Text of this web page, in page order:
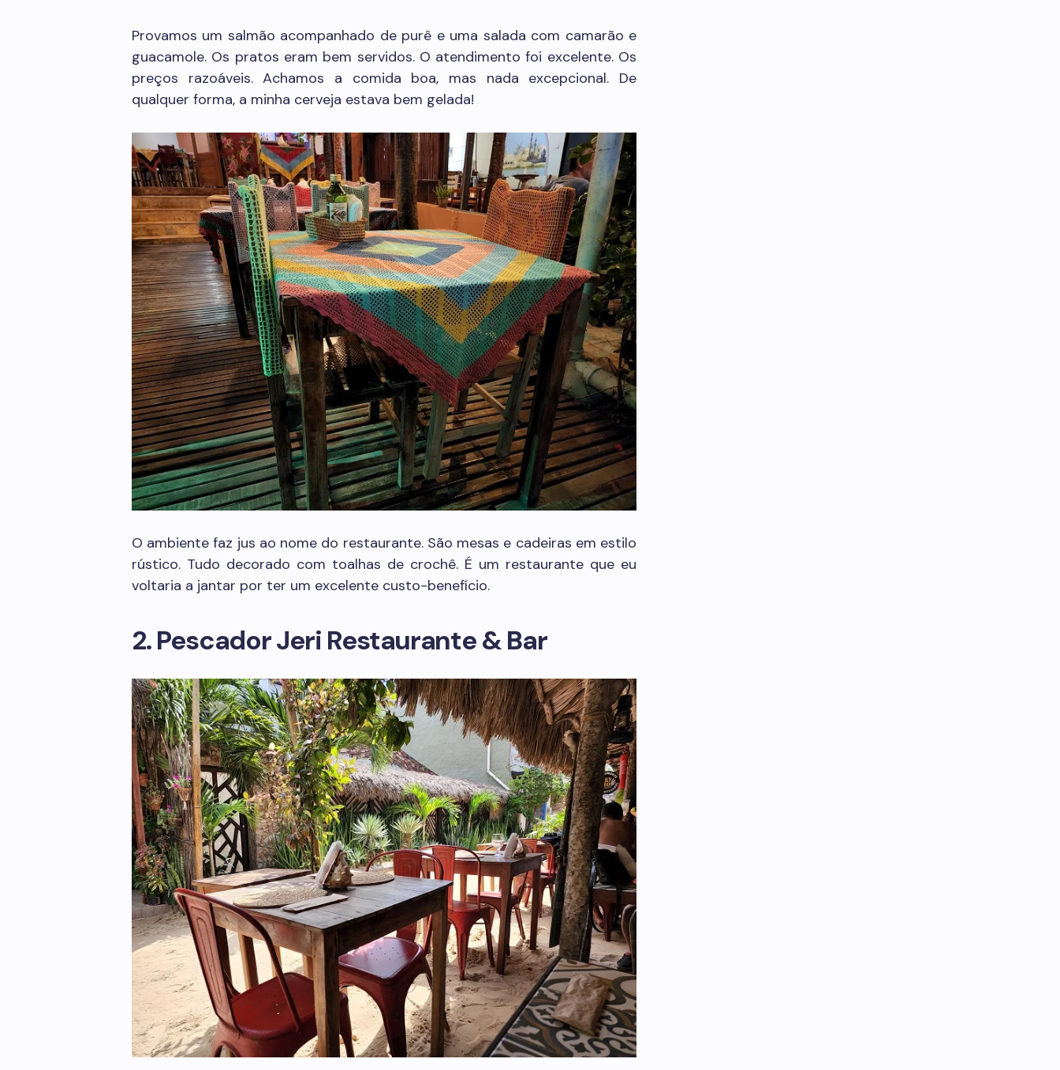
Provamos um salmão acompanhado de purê e uma salada com camarão e
guacamole. Os pratos eram bem servidos. O atendimento foi excelente. Os
preços razoáveis. Achamos a comida boa, mas nada excepcional. De
qualquer forma, a minha cerveja estava bem gelada!
O ambiente faz jus ao nome do restaurante. São mesas e cadeiras em estilo
rústico. Tudo decorado com toalhas de crochê. É um restaurante que eu
voltaria a jantar por ter um excelente custo-benefício.
2. Pescador Jeri Restaurante & Bar